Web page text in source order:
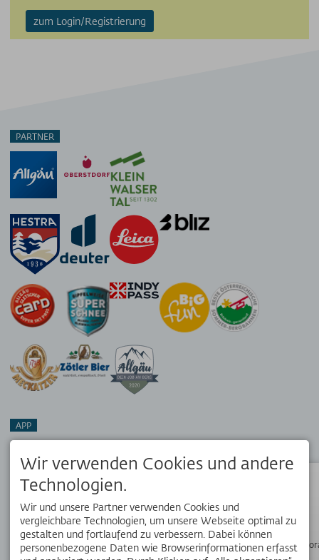
zum Login/Registrierung
PARTNER
APP
Dein Reisebegleiter vor Ort. Hol dir die kostenlose OK Bergbahnen
App!
SOCIAL MEDIA
Wir verwenden Cookies und andere
Technologien.
Wir und unsere Partner verwenden Cookies und
vergleichbare Technologien, um unsere Webseite optimal zu
gestalten und fortlaufend zu verbessern. Dabei können
personenbezogene Daten wie Browserinformationen erfasst